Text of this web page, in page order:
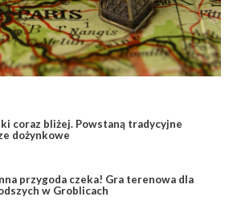
coraz bliżej. Powstaną tradycyjne
dożynkowe
przygoda czeka! Gra terenowa dla
w Groblicach